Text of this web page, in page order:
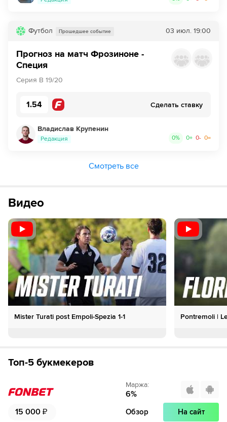
Футбол Прошедшее событие 03 июл. 19:00
Прогноз на матч Фрозиноне -
Специя
Серия B 19/20
1.54 Сделать ставку
Владислав Крупенин
Редакция 0% 0+ 0- 0=
Смотреть все
Видео
Mister Turati post Empoli-Spezia 1-1 Pontremoli |
Топ-5 букмекеров
15 000 ₽
Маржа:
6%
Обзор На сайт